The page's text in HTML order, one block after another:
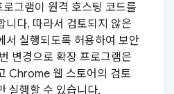
그램이 원격 호스팅 코드를
니다. 따라서 검토되지 않은
서 실행되도록 허용하여 보안
변경으로 확장 프로그램은
Chrome 웹 스토어의 검토
실행할 수 있습니다.